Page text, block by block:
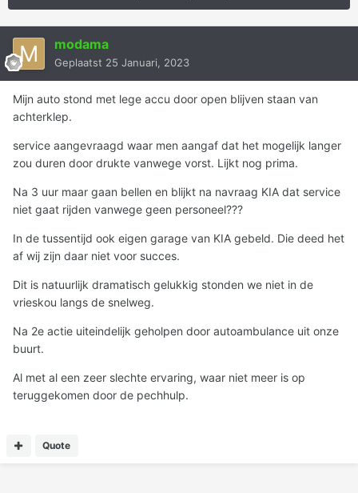
modama
Geplaatst 25 Januari, 2023
Mijn auto stond met lege accu door open blijven staan van
achterklep.
service aangevraagd waar men aangaf dat het mogelijk langer
zou duren door drukte vanwege vorst. Lijkt nog prima.
Na 3 uur maar gaan bellen en blijkt na navraag KIA dat service
niet gaat rijden vanwege geen personeel???
In de tussentijd ook eigen garage van KIA gebeld. Die deed het
af wij zijn daar niet voor succes.
Dit is natuurlijk dramatisch gelukkig stonden we niet in de
vrieskou langs de snelweg.
Na 2e actie uiteindelijk geholpen door autoambulance uit onze
buurt.
Al met al een zeer slechte ervaring, waar niet meer is op
teruggekomen door de pechhulp.
Quote